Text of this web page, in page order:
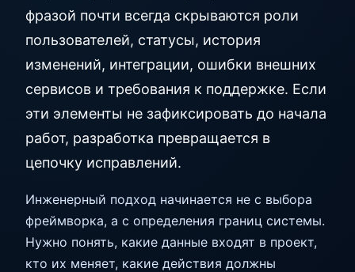
фразой почти всегда скрываются роли
пользователей, статусы, история
изменений, интеграции, ошибки внешних
сервисов и требования к поддержке. Если
эти элементы не зафиксировать до начала
работ, разработка превращается в
цепочку исправлений.
Инженерный подход начинается не с выбора
фреймворка, а с определения границ системы.
Нужно понять, какие данные входят в проект,
кто их меняет, какие действия должны